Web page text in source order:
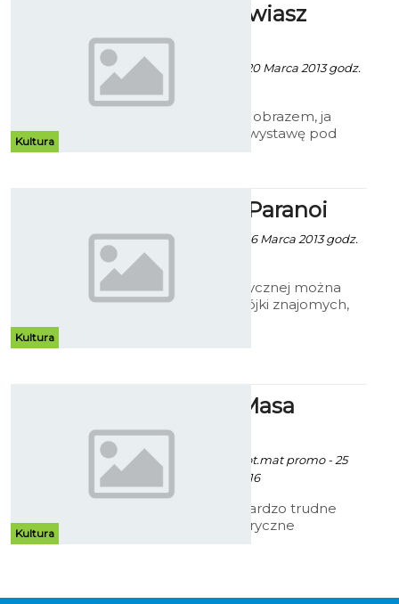
Kultura
Ty przemawiasz
obrazem...
Patrycja Kożlarek - 20 Marca 2013 godz.
„Ty przemawiasz obrazem, ja
maluję słowem” wystawę pod
Kultura
Generator Paranoi
Patrycja Kożlarek - 16 Marca 2013 godz.
6:53
W Centrali Artystycznej można
oglądać prace trójki znajomych,
Kultura
Marcowa Masa
Krytyczna
Patrycja Koźlarek, fot.mat promo - 25
Marca 2013 godz. 11:16
Ze względu na bardzo trudne
warunki atmosferyczne